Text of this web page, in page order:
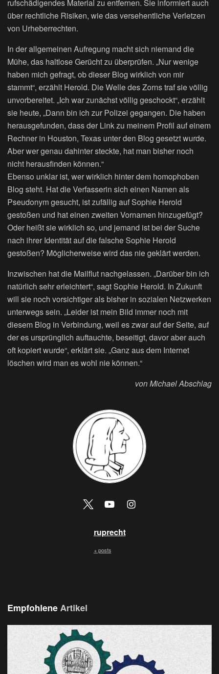
rufschädigendes Material zu entfernen. Sie informiert auch
über rechtliche Risiken, wie das versehentliche Verletzen
von Urheberrechten.
In der allgemeinen Aufregung macht sich niemand die
Mühe, das haltlose Gerücht zu überprüfen. „Nur wenige
haben mich gefragt, ob dieser Blog wirklich von mir
stammt“, erzählt Herold. Die Welle des Zorns traf sie völlig
unvorbereitet. „Ich war zunächst völlig geschockt“, erzählt
sie heute, „Dann bin ich zur Polizei gegangen. Die haben
herausgefunden, dass der Link zu meinem Profil auf einem
Rechner in Houston, Texas unter den Blog gesetzt wurde.
Aber wer genau dahinter steckte, hat man bisher noch
nicht herausfinden können.“
Ebenso unklar ist, wer wirklich hinter dem homophoben
Blog steht. Hat die Verfasserin sich einen Namen als
Pseudonym gesucht, ist zufällig auf Sophie Herold
gestoßen und hat einen zweiten Vornamen hinzugefügt?
Oder heißt sie wirklich so, und jemand ist bei der Suche
nach ihrer Identität auf die falsche Sophie Herold
gestoßen? Möglicherweise wird das nie geklärt werden.
Inzwischen hat die Mailflut nachgelassen. „Darüber bin ich
natürlich sehr erleichtert“, sagt Sophie Herold. In Zukunft
will sie noch vorsichtiger als bisher in sozialen Netzwerken
unterwegs sein. „Leider ist mein Bild immer noch mit
diesem Blog in Verbindung, weil es zwar auf der Seite, auf
der es ursprünglich auftauchte, beseitigt, davor aber auch
oft kopiert wurde“, erklärt sie. „Ganz aus dem Internet
löschen wird man es wohl nie können.“
von Michael Abschlag
ruprecht
+ posts
EmpfohleneArtikel